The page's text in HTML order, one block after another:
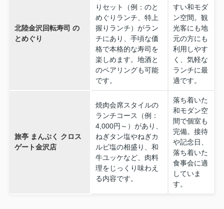
北陸金沢回転寿司 の
とめぐり
りセット（例：のと
めぐりランチ、特上
握りランチ）がラン
チにあり、手頃な価
格で本格的な寿司を
楽しめます。地酒と
のペアリングも可能
です。
すい和モダ
ン空間。観
光客にも地
元の方にも
利用しやす
く、気軽な
ランチに最
適です。
旅亭 まんぷく クロス
ゲート金沢店
焼肉会席スタイルの
ランチコース（例：
4,000円～）があり、
ねぎタン塩やねぎカ
ルビ塩の相盛り、和
牛ユッケなど、肉料
理をじっくり味わえ
る内容です。
落ち着いた
和モダン空
間で個室も
完備。接待
や記念日、
落ち着いた
食事会に適
していま
す。